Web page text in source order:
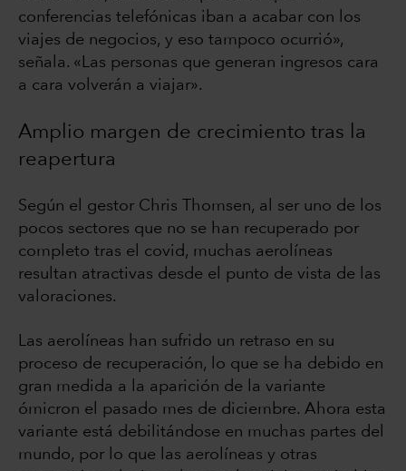
conferencias telefónicas iban a acabar con los
viajes de negocios, y eso tampoco ocurrió»,
señala. «Las personas que generan ingresos cara
a cara volverán a viajar».
Amplio margen de crecimiento tras la
reapertura
Según el gestor Chris Thomsen, al ser uno de los
pocos sectores que no se han recuperado por
completo tras el covid, muchas aerolíneas
resultan atractivas desde el punto de vista de las
valoraciones.
Las aerolíneas han sufrido un retraso en su
proceso de recuperación, lo que se ha debido en
gran medida a la aparición de la variante
ómicron el pasado mes de diciembre. Ahora esta
variante está debilitándose en muchas partes del
mundo, por lo que las aerolíneas y otras